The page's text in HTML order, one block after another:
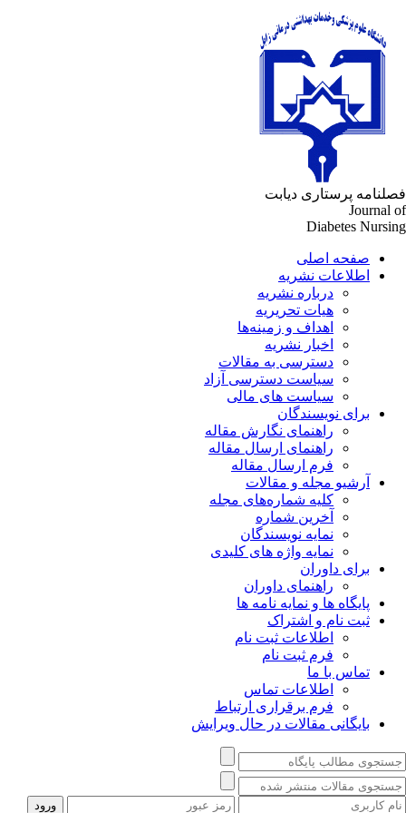
پرستاری دیابت
Journal
Diabetes
صفحه اصلی
اطلاعات نشریه
درباره نشریه
هیات تحریریه
اهداف و زمینه‌ها
اخبار نشریه
دسترسی به مقالات
سیاست دسترسی آزاد
سیاست های مالی
برای نویسندگان
راهنمای نگارش مقاله
راهنمای ارسال مقاله
فرم ارسال مقاله
آرشیو مجله و مقالات
کلیه شماره‌های مجله
آخرین شماره
نمایه نویسندگان
نمایه واژه های کلیدی
برای داوران
راهنمای داوران
پایگاه ها و نمایه نامه ها
ثبت نام و اشتراک
اطلاعات ثبت نام
فرم ثبت نام
تماس با ما
اطلاعات تماس
فرم برقراری ارتباط
بایگانی مقالات در حال ویرایش